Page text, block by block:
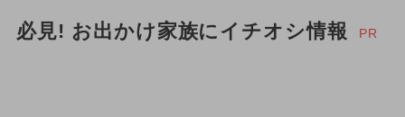
必見! お出かけ家族にイチオシ情報 PR